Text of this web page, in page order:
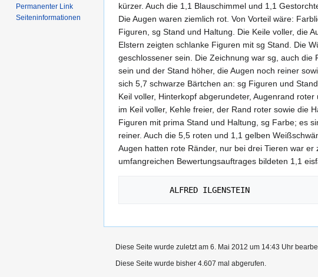
kürzer. Auch die 1,1 Blauschimmel und 1,1
Die Augen waren ziemlich rot. Von Vorteil wäre:
Figuren, sg Stand und Haltung. Die Keile voller, die
Elstern zeigten schlanke Figuren mit sg Stand. Die
geschlossener sein. Die Zeichnung war sg, auch
sein und der Stand höher, die Augen noch reiner
sich 5,7 schwarze Bärtchen an: sg Figuren und
Keil voller, Hinterkopf abgerundeter, Augenrand
im Keil voller, Kehle freier, der Rand roter sowie die
Figuren mit prima Stand und Haltung, sg Farbe; es
reiner. Auch die 5,5 roten und 1,1 gelben
Augen hatten rote Ränder, nur bei drei Tieren war
umfangreichen Bewertungsauftrages bildeten 1,1
Permanenter Link
Seiten­informationen
Diese Seite wurde zuletzt am 6. Mai 2012 um 14:43 Uhr
Diese Seite wurde bisher 4.607 mal abgerufen.